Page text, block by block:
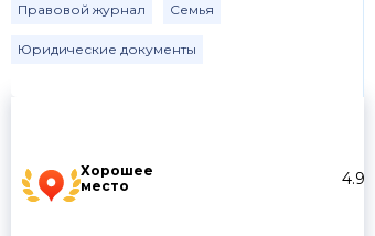
Хорошее
место
4.9
Правовой журнал Семья
Юридические документы